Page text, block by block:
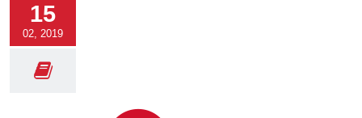
15
02, 2019